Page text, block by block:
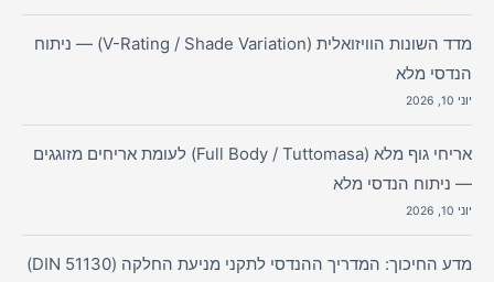
מדד השונות הוויזואלית (V-Rating / Shade Variation) — ניתוח
הנדסי מלא
יוני 10, 2026
אריחי גוף מלא (Full Body / Tuttomasa) לעומת אריחים מזוגגים
— ניתוח הנדסי מלא
יוני 10, 2026
מדע החיכוך: המדריך ההנדסי לתקני מניעת החלקה (DIN 51130)